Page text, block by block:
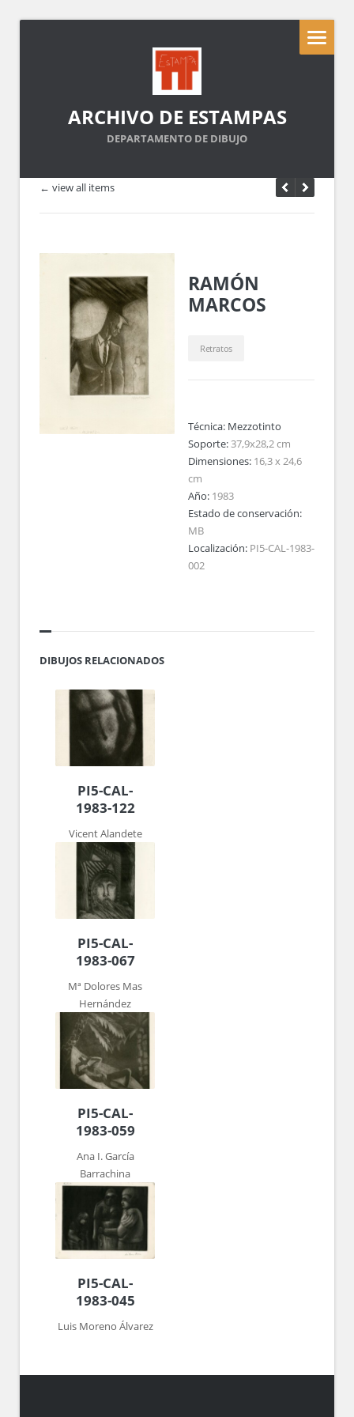
ARCHIVO DE ESTAMPAS
DEPARTAMENTO DE DIBUJO
← view all items
RAMÓN
MARCOS
Retratos
Técnica: Mezzotinto
Soporte:37,9x28,2 cm
Dimensiones: 16,3 x 24,6
cm
Año: 1983
Estado de conservación:
MB
Localización: PI5-CAL-1983-
002
DIBUJOS RELACIONADOS
PI5-CAL-
1983-122
Vicent Alandete
PI5-CAL-
1983-067
Mª Dolores Mas
Hernández
PI5-CAL-
1983-059
Ana I. García
Barrachina
PI5-CAL-
1983-045
Luis Moreno Álvarez